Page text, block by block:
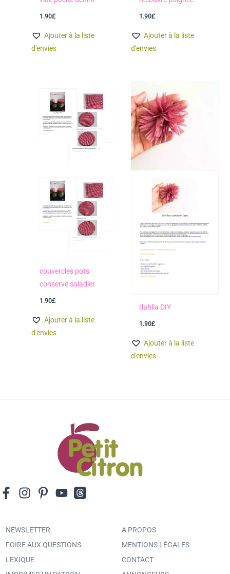
1.90£
Ajouter à la liste
d'envies
1.90£
Ajouter à la liste
d'envies
couvercles pots
conserve saladier
1.90£
Ajouter à la liste
d'envies
dahlia DIY
1.90£
Ajouter à la liste
d'envies
NEWSLETTER
FOIRE AUX QUESTIONS
LEXIQUE
A PROPOS
MENTIONS LÉGALES
CONTACT